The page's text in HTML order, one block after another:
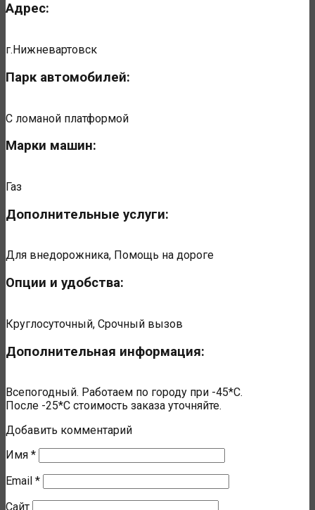
Адрес:
г.Нижневартовск
Парк автомобилей:
С ломаной платформой
Марки машин:
Газ
Дополнительные услуги:
Для внедорожника, Помощь на дороге
Опции и удобства:
Круглосуточный, Срочный вызов
Дополнительная информация:
Всепогодный. Работаем по городу при -45*С.
После -25*С стоимость заказа уточняйте.
Добавить комментарий
Имя *
Email *
Сайт